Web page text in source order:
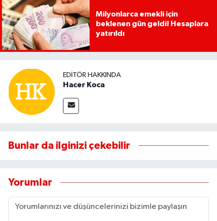
Milyonlarca emekli için
beklenen gün geldi! Hesaplara
yatırıldı
EDITÖR HAKKINDA
Hacer Koca
Bunlar da ilginizi çekebilir
Yorumlar